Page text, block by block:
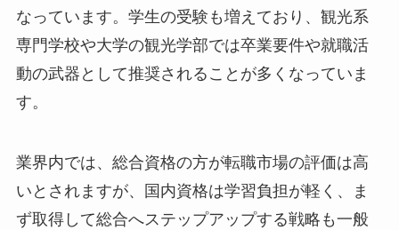
なっています。学生の受験も増えており、観光系
専門学校や大学の観光学部では卒業要件や就職活
動の武器として推奨されることが多くなっていま
す。
業界内では、総合資格の方が転職市場の評価は高
いとされますが、国内資格は学習負担が軽く、ま
ず取得して総合へステップアップする戦略も一般